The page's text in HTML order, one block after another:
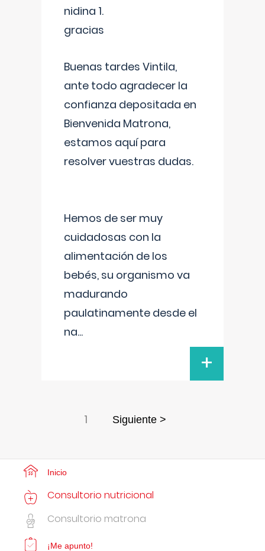
nidina 1.
gracias
Buenas tardes Vintila,
ante todo agradecer la
confianza depositada en
Bienvenida Matrona,
estamos aquí para
resolver vuestras dudas.
Hemos de ser muy
cuidadosas con la
alimentación de los
bebés, su organismo va
madurando
paulatinamente desde el
na...
+
1 Siguiente >
Inicio
Consultorio nutricional
Consultorio matrona
¡Me apunto!